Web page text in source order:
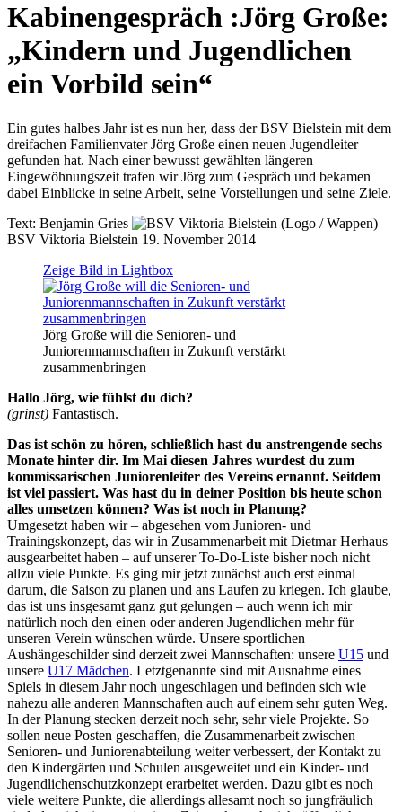
Kabinengespräch :Jörg Große:
„Kindern und Jugendlichen
ein Vorbild sein“
Ein gutes halbes Jahr ist es nun her, dass der BSV Bielstein mit dem
dreifachen Familienvater Jörg Große einen neuen Jugendleiter
gefunden hat. Nach einer bewusst gewählten längeren
Eingewöhnungszeit trafen wir Jörg zum Gespräch und bekamen
dabei Einblicke in seine Arbeit, seine Vorstellungen und seine Ziele.
Text: Benjamin Gries
BSV Viktoria Bielstein 19. November 2014
Zeige Bild in Lightbox
Jörg Große will die Senioren- und
Juniorenmannschaften in Zukunft verstärkt
zusammenbringen
Hallo Jörg, wie fühlst du dich?
(grinst) Fantastisch.
Das ist schön zu hören, schließlich hast du anstrengende sechs
Monate hinter dir. Im Mai diesen Jahres wurdest du zum
kommissarischen Juniorenleiter des Vereins ernannt. Seitdem
ist viel passiert. Was hast du in deiner Position bis heute schon
alles umsetzen können? Was ist noch in Planung?
Umgesetzt haben wir – abgesehen vom Junioren- und
Trainingskonzept, das wir in Zusammenarbeit mit Dietmar Herhaus
ausgearbeitet haben – auf unserer To-Do-Liste bisher noch nicht
allzu viele Punkte. Es ging mir jetzt zunächst auch erst einmal
darum, die Saison zu planen und ans Laufen zu kriegen. Ich glaube,
das ist uns insgesamt ganz gut gelungen – auch wenn ich mir
natürlich noch den einen oder anderen Jugendlichen mehr für
unseren Verein wünschen würde. Unsere sportlichen
Aushängeschilder sind derzeit zwei Mannschaften: unsere U15 und
unsere U17 Mädchen. Letztgenannte sind mit Ausnahme eines
Spiels in diesem Jahr noch ungeschlagen und befinden sich wie
nahezu alle anderen Mannschaften auch auf einem sehr guten Weg.
In der Planung stecken derzeit noch sehr, sehr viele Projekte. So
sollen neue Posten geschaffen, die Zusammenarbeit zwischen
Senioren- und Juniorenabteilung weiter verbessert, der Kontakt zu
den Kindergärten und Schulen ausgeweitet und ein Kinder- und
Jugendlichenschutzkonzept erarbeitet werden. Dazu gibt es noch
viele weitere Punkte, die allerdings allesamt noch so jungfräulich